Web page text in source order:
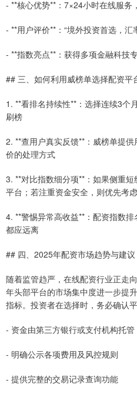
- **核心优势**：7×24小时在线服务
- **用户评价**：“境外投资首选，汇
- **指数亮点**：获得多项金融科技
## 三、如何利用威榜单选择配资平
1. **看排名持续性**：选择连续3个
刷榜
2. **查用户真实反馈**：威榜单提
价的处理方式
3. **对比指数细分项**：如果侧重
平台；若注重资金安全，则优先考
4. **警惕异常高收益**：配资指数
都应远离
## 四、2025年配资市场趋势与建议
随着监管趋严，在线配资行业正走
年头部平台的市场集中度进一步提
指标。投资者在选择时，务必确认
- 资金由第三方银行或支付机构托管
- 明确公示各项费用及风控规则
- 提供完整的交易记录查询功能